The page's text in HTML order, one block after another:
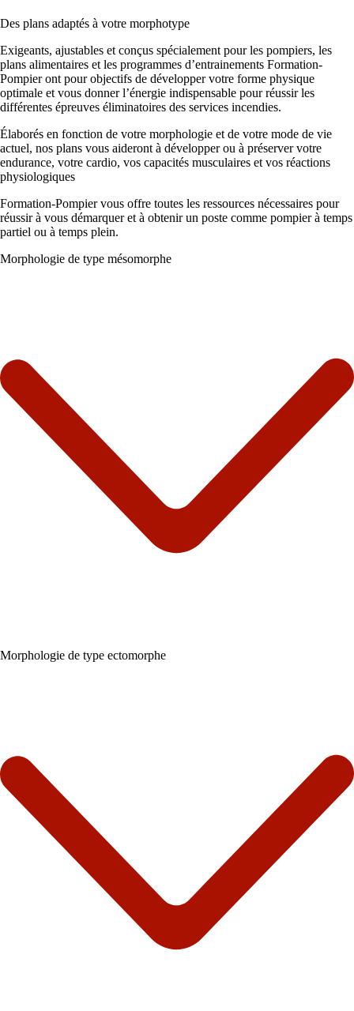
Des plans adaptés à votre morphotype
Exigeants, ajustables et conçus spécialement pour les pompiers, les
plans alimentaires et les programmes d’entrainements Formation-
Pompier ont pour objectifs de développer votre forme physique
optimale et vous donner l’énergie indispensable pour réussir les
différentes épreuves éliminatoires des services incendies.
Élaborés en fonction de votre morphologie et de votre mode de vie
actuel, nos plans vous aideront à développer ou à préserver votre
endurance, votre cardio, vos capacités musculaires et vos réactions
physiologiques
Formation-Pompier vous offre toutes les ressources nécessaires pour
réussir à vous démarquer et à obtenir un poste comme pompier à temps
partiel ou à temps plein.
Morphologie de type mésomorphe
Morphologie de type ectomorphe